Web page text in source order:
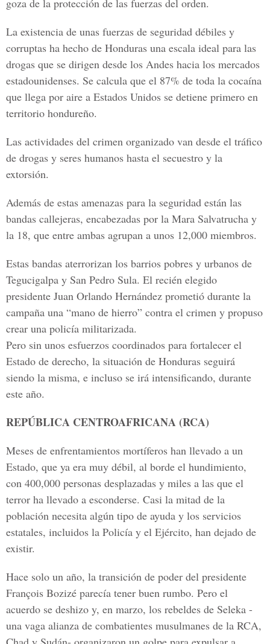
goza de la protección de las fuerzas del orden.
La existencia de unas fuerzas de seguridad débiles y
corruptas ha hecho de Honduras una escala ideal para las
drogas que se dirigen desde los Andes hacia los mercados
estadounidenses. Se calcula que el 87% de toda la cocaína
que llega por aire a Estados Unidos se detiene primero en
territorio hondureño.
Las actividades del crimen organizado van desde el tráfico
de drogas y seres humanos hasta el secuestro y la
extorsión.
Además de estas amenazas para la seguridad están las
bandas callejeras, encabezadas por la Mara Salvatrucha y
la 18, que entre ambas agrupan a unos 12,000 miembros.
Estas bandas aterrorizan los barrios pobres y urbanos de
Tegucigalpa y San Pedro Sula. El recién elegido
presidente Juan Orlando Hernández prometió durante la
campaña una “mano de hierro” contra el crimen y propuso
crear una policía militarizada.
Pero sin unos esfuerzos coordinados para fortalecer el
Estado de derecho, la situación de Honduras seguirá
siendo la misma, e incluso se irá intensificando, durante
este año.
REPÚBLICA CENTROAFRICANA (RCA)
Meses de enfrentamientos mortíferos han llevado a un
Estado, que ya era muy débil, al borde el hundimiento,
con 400,000 personas desplazadas y miles a las que el
terror ha llevado a esconderse. Casi la mitad de la
población necesita algún tipo de ayuda y los servicios
estatales, incluidos la Policía y el Ejército, han dejado de
existir.
Hace solo un año, la transición de poder del presidente
François Bozizé parecía tener buen rumbo. Pero el
acuerdo se deshizo y, en marzo, los rebeldes de Seleka -
una vaga alianza de combatientes musulmanes de la RCA,